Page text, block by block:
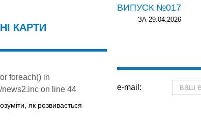
КАРТИ
foreach() in
news2.inc on line 44
як розвивається
ВИПУСК №017
ЗА 29.04.2026
e-mail: